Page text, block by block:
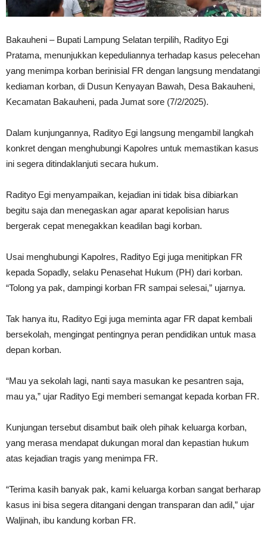
Bakauheni – Bupati Lampung Selatan terpilih, Radityo Egi
Pratama, menunjukkan kepeduliannya terhadap kasus pelecehan
yang menimpa korban berinisial FR dengan langsung mendatangi
kediaman korban, di Dusun Kenyayan Bawah, Desa Bakauheni,
Kecamatan Bakauheni, pada Jumat sore (7/2/2025).
Dalam kunjungannya, Radityo Egi langsung mengambil langkah
konkret dengan menghubungi Kapolres untuk memastikan kasus
ini segera ditindaklanjuti secara hukum.
Radityo Egi menyampaikan, kejadian ini tidak bisa dibiarkan
begitu saja dan menegaskan agar aparat kepolisian harus
bergerak cepat menegakkan keadilan bagi korban.
Usai menghubungi Kapolres, Radityo Egi juga menitipkan FR
kepada Sopadly, selaku Penasehat Hukum (PH) dari korban.
“Tolong ya pak, dampingi korban FR sampai selesai,” ujarnya.
Tak hanya itu, Radityo Egi juga meminta agar FR dapat kembali
bersekolah, mengingat pentingnya peran pendidikan untuk masa
depan korban.
“Mau ya sekolah lagi, nanti saya masukan ke pesantren saja,
mau ya,” ujar Radityo Egi memberi semangat kepada korban FR.
Kunjungan tersebut disambut baik oleh pihak keluarga korban,
yang merasa mendapat dukungan moral dan kepastian hukum
atas kejadian tragis yang menimpa FR.
“Terima kasih banyak pak, kami keluarga korban sangat berharap
kasus ini bisa segera ditangani dengan transparan dan adil,” ujar
Waljinah, ibu kandung korban FR.